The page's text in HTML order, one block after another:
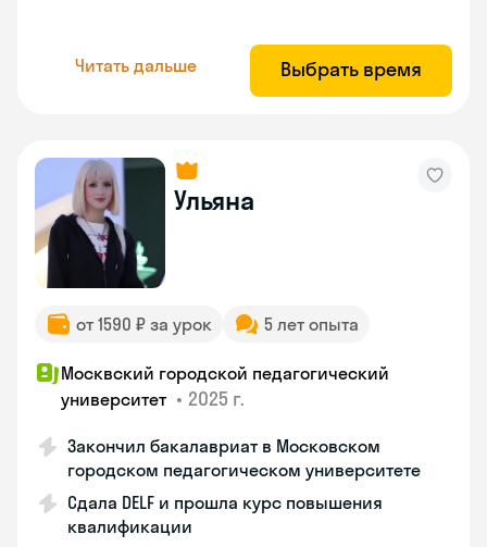
Читать дальше Выбрать время
Ульяна
от 1590 ₽ за урок 5 лет опыта
Москвский городской педагогический
университет • 2025 г.
Закончил бакалавриат в Московском
городском педагогическом университете
Сдала DELF и прошла курс повышения
квалификации